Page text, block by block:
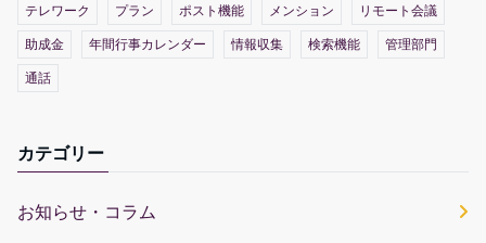
テレワーク プラン ポスト機能 メンション リモート会議
助成金 年間行事カレンダー 情報収集 検索機能 管理部門
通話
カテゴリー
お知らせ・コラム